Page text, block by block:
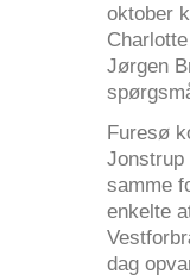
oktober
Jørgen
Furesø
Jonstrup
samme
enkelte
dag